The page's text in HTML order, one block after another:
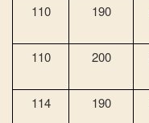
110 190
110 200
114 190